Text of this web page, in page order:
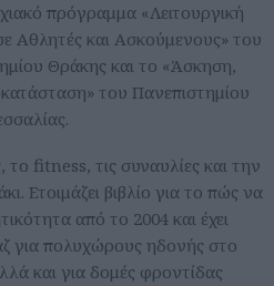
πρόγραμμα «Λειτουργική
Αθλητές και Ασκούμενους» του
Θράκης και το «Άσκηση,
του Πανεπιστημίου
το fitness, τις συναυλίες και την
Ετοιμάζει βιβλίο για το πώς να
από το 2004 και έχει
για πολυχώρους ηδονής στο
και για δομές φροντίδας